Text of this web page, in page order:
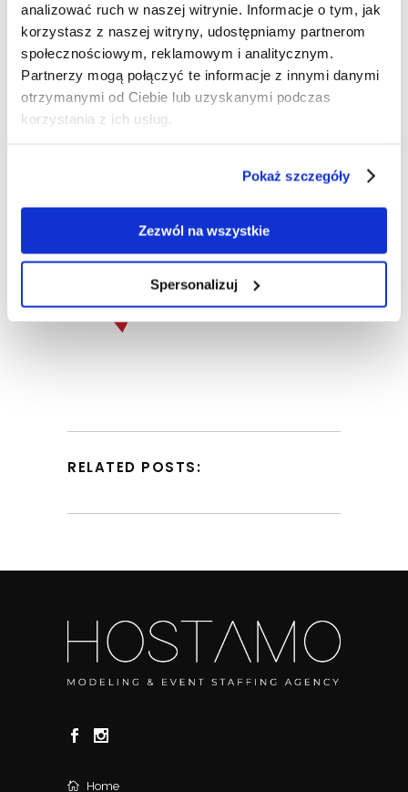
analizować ruch w naszej witrynie. Informacje o tym, jak
korzystasz z naszej witryny, udostępniamy partnerom
społecznościowym, reklamowym i analitycznym.
Partnerzy mogą połączyć te informacje z innymi danymi
otrzymanymi od Ciebie lub uzyskanymi podczas
korzystania z ich usług.
Pokaż szczegóły
Zezwól na wszystkie
Spersonalizuj
FIRMA AUTOPLATFORMA
POWSTAŁA, ABY WYJŚĆ
NAPRZECIW OCZEKIWANIOM
KLIENTÓW BRANŻY
MOTORYZACYJNEJ.
każdym etapie: od wyboru samochodu przez
również serwisowanie, obsługę napraw
blacharsko-lakierniczych.
RELATED POSTS:
Home